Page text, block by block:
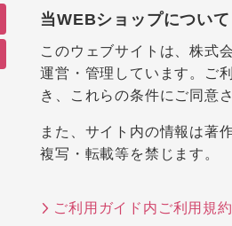
当WEBショップについて
このウェブサイトは、株式
運営・管理しています。ご
き、これらの条件にご同意
また、サイト内の情報は著
複写・転載等を禁じます。
ご利用ガイド内ご利用規約